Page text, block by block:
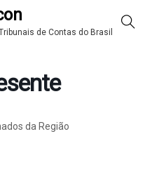
de Contas do Brasil
da Região